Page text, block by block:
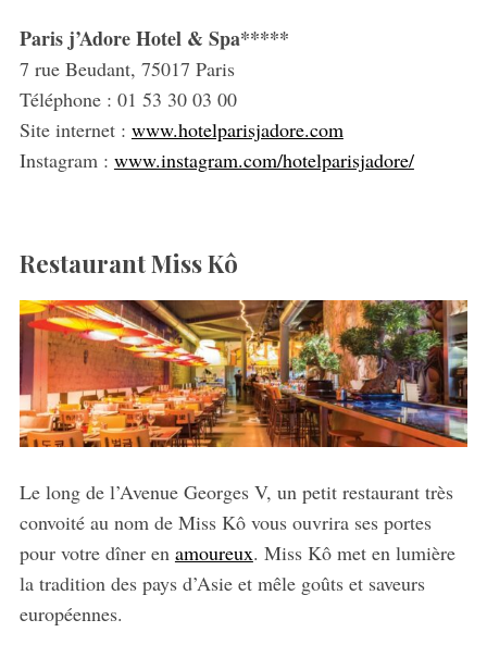
Paris j’Adore Hotel & Spa*****
7 rue Beudant, 75017 Paris
Téléphone : 01 53 30 03 00
Site internet : www.hotelparisjadore.com
Instagram : www.instagram.com/hotelparisjadore/
Restaurant MissKô
Le long de l’Avenue Georges V, un petit restaurant très
convoité au nom de Miss Kô vous ouvrira ses portes
pour votre dîner en amoureux. Miss Kô met en lumière
la tradition des pays d’Asie et mêle goûts et saveurs
européennes.